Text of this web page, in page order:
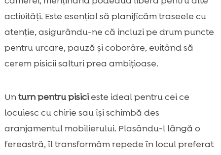
activități. Este esențial să planificăm traseele cu
atenție, asigurându-ne că incluzi pe drum puncte
pentru urcare, pauză și coborâre, evitând să
cerem pisicii salturi prea ambițioase.
Unturn pentru pisicieste ideal pentru cei ce
locuiesc cu chirie sau își schimbă des
aranjamentul mobilierului. Plasându-l lângă o
fereastră, îl transformăm repede în locul preferat